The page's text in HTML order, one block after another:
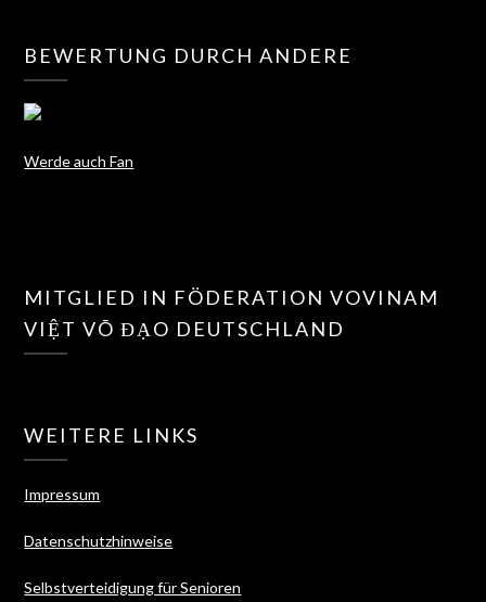
BEWERTUNG DURCH ANDERE
Werde auch Fan
MITGLIED IN FÖDERATION VOVINAM
VIỆT VÕ ĐẠO DEUTSCHLAND
WEITERE LINKS
Impressum
Datenschutzhinweise
Selbstverteidigung für Senioren